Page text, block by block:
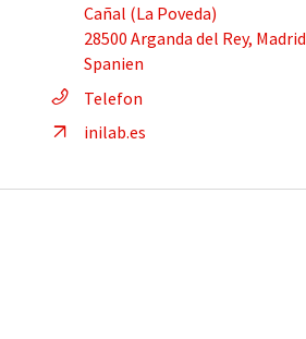
Cañal (La Poveda)
28500 Arganda del Rey, Madrid
Spanien
Telefon
inilab.es